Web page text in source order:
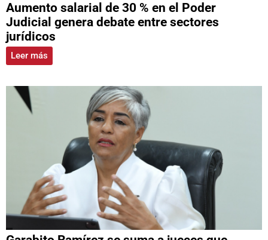
Aumento salarial de 30 % en el Poder
Judicial genera debate entre sectores
jurídicos
Leer más